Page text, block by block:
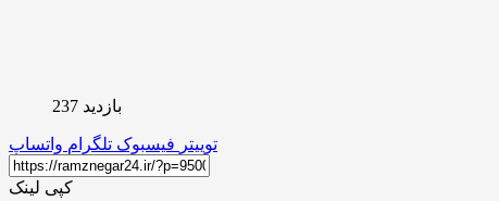
بازدید 237
توییتر فیسبوک تلگرام واتساپ
کپی لینک